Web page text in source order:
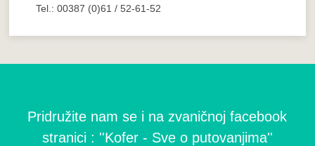
Tel.: 00387 (0)61 / 52-61-52
Pridružite nam se i na zvaničnoj facebook
stranici : ''Kofer - Sve o putovanjima''